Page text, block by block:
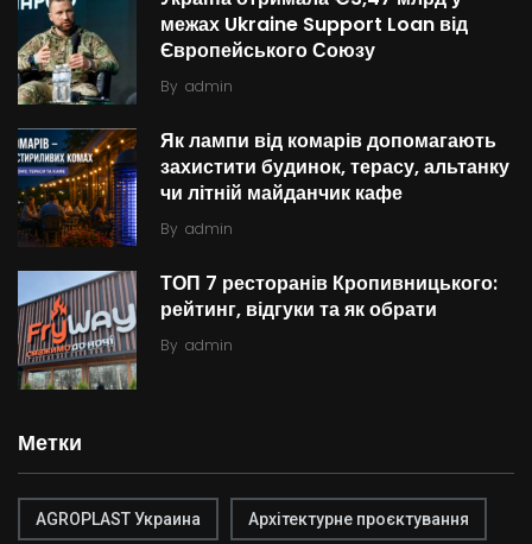
межах Ukraine Support Loan від
Європейського Союзу
By admin
Як лампи від комарів допомагають
захистити будинок, терасу, альтанку
чи літній майданчик кафе
By admin
ТОП 7 ресторанів Кропивницького:
рейтинг, відгуки та як обрати
By admin
Метки
AGROPLAST Украина Архітектурне проєктування